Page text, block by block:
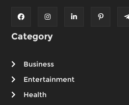
Category
Business
Entertainment
Health